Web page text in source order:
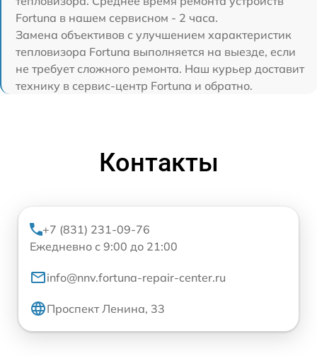
Fortuna в нашем сервисном - 2 часа.
Замена объективов с улучшением характеристик
тепловизора Fortuna выполняется на выезде, если
не требует сложного ремонта. Наш курьер доставит
технику в сервис-центр Fortuna и обратно.
Контакты
+7 (831) 231-09-76
Ежедневно с 9:00 до 21:00
info@nnv.fortuna-repair-center.ru
Проспект Ленина, 33